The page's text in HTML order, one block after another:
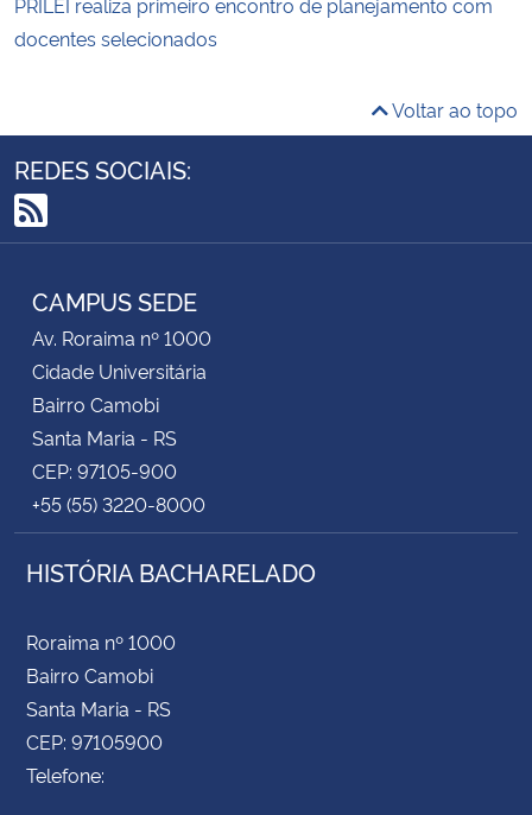
docentes selecionados
Voltar ao topo
REDES SOCIAIS:
RSS
CAMPUS SEDE
Av. Roraima nº 1000
Cidade Universitária
Bairro Camobi
Santa Maria - RS
CEP: 97105-900
+55 (55) 3220-8000
HISTÓRIA BACHARELADO
Roraima nº 1000
Bairro Camobi
Santa Maria - RS
CEP: 97105900
Telefone: